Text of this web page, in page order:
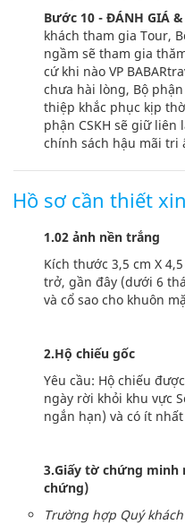
Bước 10 - ĐÁNH GIÁ
khách tham gia Tour,
ngầm sẽ tham gia
cứ khi nào VP
chưa hài lòng, Bộ
thiệp khắc phục kịp
phận CSKH sẽ giữ
chính sách hậu mãi tri
Hồ sơ cần thiết
1.02 ảnh nền trắng
Kích thước 3,5 cm X
trở, gần đây (dưới 6
và cổ sao cho khuôn
2.Hộ chiếu gốc
Yêu cầu: Hộ chiếu
ngày rời khỏi khu vực
ngắn hạn) và có ít
3.Giấy tờ chứng minh
chứng)
Trường hợp Quý